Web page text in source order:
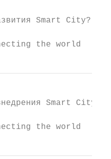
Smart City?
the world
Smart City?
the world